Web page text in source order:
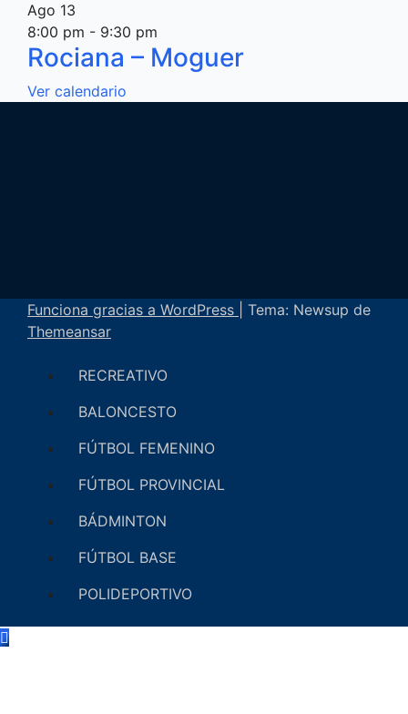
Ago 13
8:00 pm - 9:30 pm
Rociana – Moguer
Ver calendario
Funciona gracias a WordPress
Tema: Newsup de
Themeansar
RECREATIVO
BALONCESTO
FÚTBOL FEMENINO
FÚTBOL PROVINCIAL
BÁDMINTON
FÚTBOL BASE
POLIDEPORTIVO